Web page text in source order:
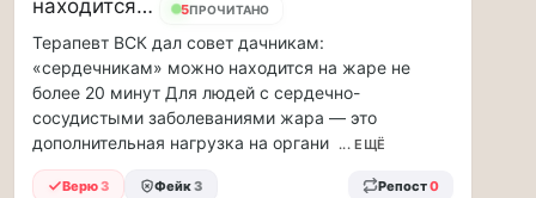
Москве
Чайковского!…
Друзья,
приглашаем
на
прогулку
Москвы
находится…
5ПРОЧИТАНО
Терапевт ВСК дал совет дачникам:
«сердечникам» можно находится на жаре не
более 20 минут Для людей с сердечно-
сосудистыми заболеваниями жара — это
дополнительная нагрузка на органи ... ЕЩЁ
Верю3 Фейк3 Репост0